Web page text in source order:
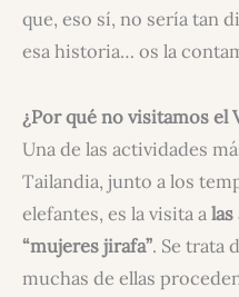
que, eso sí, no sería tan
esa historia… os la
¿Por qué no visitamos el
Una de las actividades
Tailandia, junto a los
elefantes, es la visita alas
“mujeres jirafa”. Se trata
muchas de ellas